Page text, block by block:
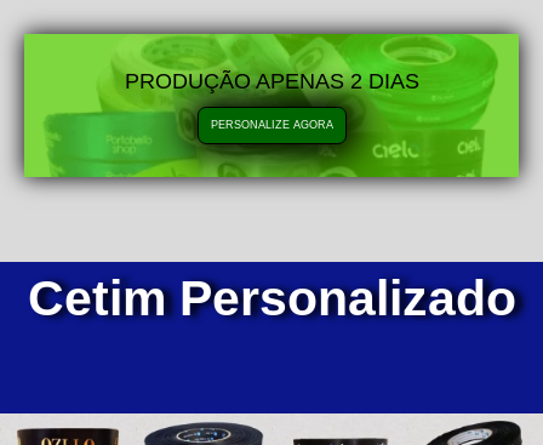
PRODUÇÃO APENAS 2 DIAS
PERSONALIZE AGORA
Cetim Personalizado